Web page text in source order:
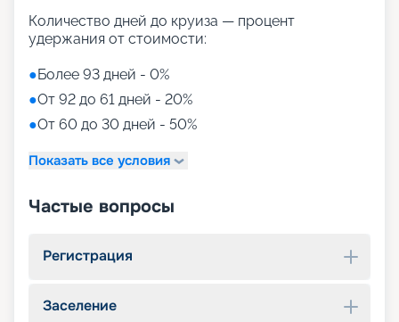
Количество дней до круиза — процент
удержания от стоимости:
●Более 93 дней - 0%
●От 92 до 61 дней - 20%
●От 60 до 30 дней - 50%
Показать все условия
Частые вопросы
Регистрация
Заселение